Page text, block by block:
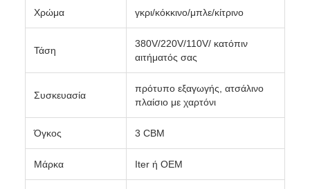
Χρώμα γκρι/κόκκινο/μπλε/κίτρινο
Τάση
380V/220V/110V/ κατόπιν
αιτήματός σας
Συσκευασία
πρότυπο εξαγωγής, ατσάλινο
πλαίσιο με χαρτόνι
Όγκος 3 CBM
Μάρκα Iter ή OEM